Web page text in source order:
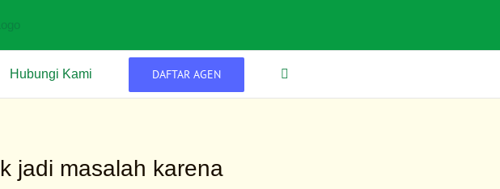
Hubungi Kami DAFTAR AGEN
jadi masalah karena